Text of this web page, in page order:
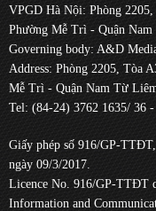
VPGD Hà Nội: Phòng
Phường Mễ Trì - Quận
Governing body: A&D
Address: Phòng 2205, Tòa
Mễ Trì - Quận Nam Từ
Tel: (84-24) 3762 1635/ 36
Giấy phép số 916/GP-
ngày 09/3/2017.
Licence No. 916/GP-TTĐT
Information and